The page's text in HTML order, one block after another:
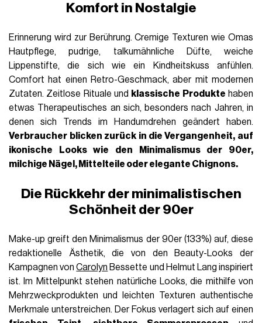
Komfort in Nostalgie
Erinnerung wird zur Berührung. Cremige Texturen wie Omas
Hautpflege, pudrige, talkumähnliche Düfte, weiche
Lippenstifte, die sich wie ein Kindheitskuss anfühlen.
Comfort hat einen Retro-Geschmack, aber mit modernen
Zutaten. Zeitlose Rituale und klassische Produkte haben
etwas Therapeutisches an sich, besonders nach Jahren, in
denen sich Trends im Handumdrehen geändert haben.
Verbraucher blicken zurück in die Vergangenheit, auf
ikonische Lookswie den Minimalismus der 90er,
milchige Nägel , Mittelteile oder elegante Chignons.
Die Rückkehr der minimalistischen
Schönheit der 90er
Make-up greift den Minimalismus der 90er (133%) auf, diese
redaktionelle Ästhetik, die von den Beauty-Looks der
Kampagnen vonCarolyn Bessette und Helmut Lang inspiriert
ist. Im Mittelpunkt stehen natürliche Looks, die mithilfe von
Mehrzweckprodukten und leichten Texturen authentische
Merkmale unterstreichen. Der Fokus verlagert sich auf einen